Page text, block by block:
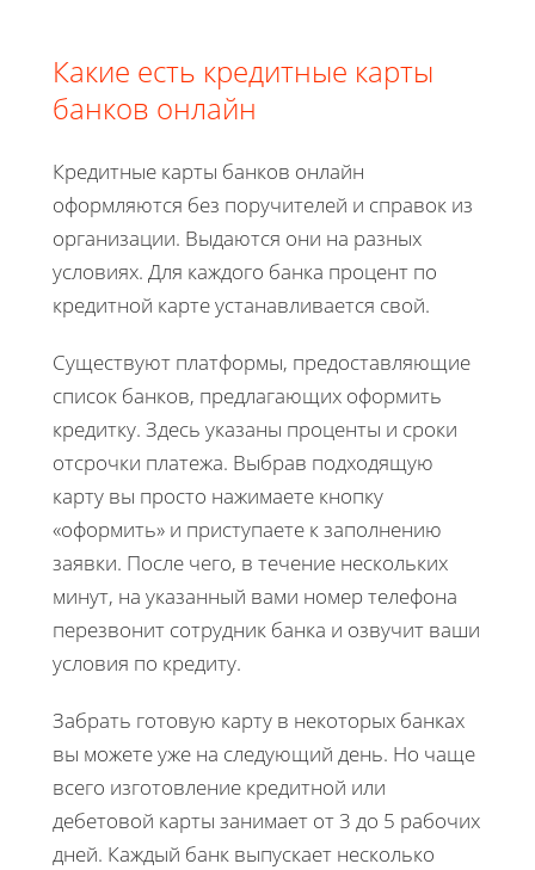
Какие есть кредитные карты
банков онлайн
Кредитные карты банков онлайн
оформляются без поручителей и справок из
организации. Выдаются они на разных
условиях. Для каждого банка процент по
кредитной карте устанавливается свой.
Существуют платформы, предоставляющие
список банков, предлагающих оформить
кредитку. Здесь указаны проценты и сроки
отсрочки платежа. Выбрав подходящую
карту вы просто нажимаете кнопку
«оформить» и приступаете к заполнению
заявки. После чего, в течение нескольких
минут, на указанный вами номер телефона
перезвонит сотрудник банка и озвучит ваши
условия по кредиту.
Забрать готовую карту в некоторых банках
вы можете уже на следующий день. Но чаще
всего изготовление кредитной или
дебетовой карты занимает от 3 до 5 рабочих
дней. Каждый банк выпускает несколько